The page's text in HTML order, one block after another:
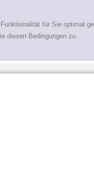
für Sie optimal
diesen Bedingungen zu.